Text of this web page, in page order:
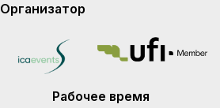
Организатор
Рабочее время